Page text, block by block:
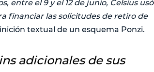
entre el 9 y el 12 de junio, Celsius usó
financiar las solicitudes de retiro de
textual de un esquema Ponzi.
adicionales de sus